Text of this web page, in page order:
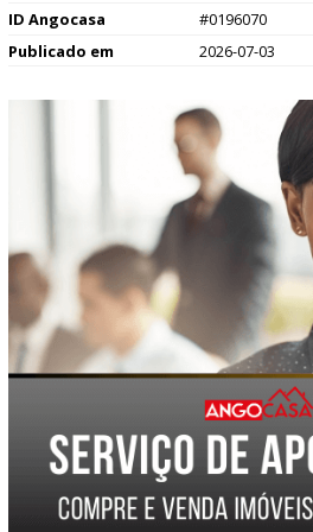
ID Angocasa
#0196070
Publicado em
2026-07-03